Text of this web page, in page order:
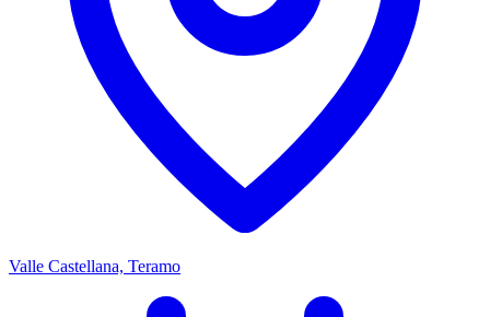
Valle Castellana, Teramo